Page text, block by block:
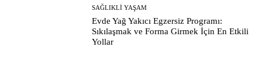
SAĞLIKLI YAŞAM
Evde Yağ Yakıcı Egzersiz Programı:
Sıkılaşmak ve Forma Girmek İçin En Etkili
Yollar